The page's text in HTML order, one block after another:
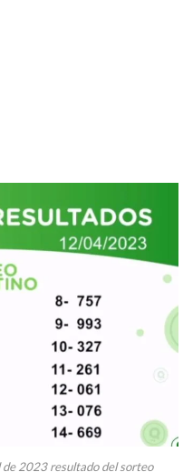
2023 resultado del sorteo